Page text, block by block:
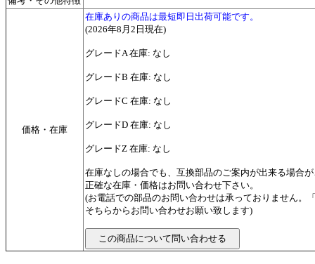
価格・在庫
在庫ありの商品は最短即日出荷可能です。
(2026年8月2日現在)
グレードA 在庫: なし
グレードB 在庫: なし
グレードC 在庫: なし
グレードD 在庫: なし
グレードZ 在庫: なし
在庫なしの場合でも、互換部品のご案内が出来る場合
正確な在庫・価格はお問い合わせ下さい。
(お電話での部品のお問い合わせは承っておりません。
そちらからお問い合わせお願い致します)